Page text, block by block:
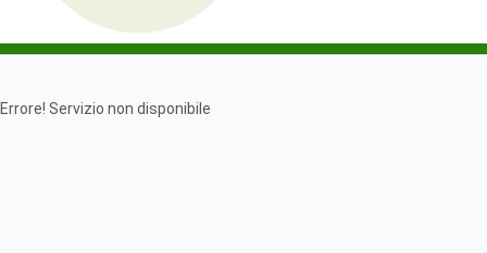
Errore! Servizio non disponibile